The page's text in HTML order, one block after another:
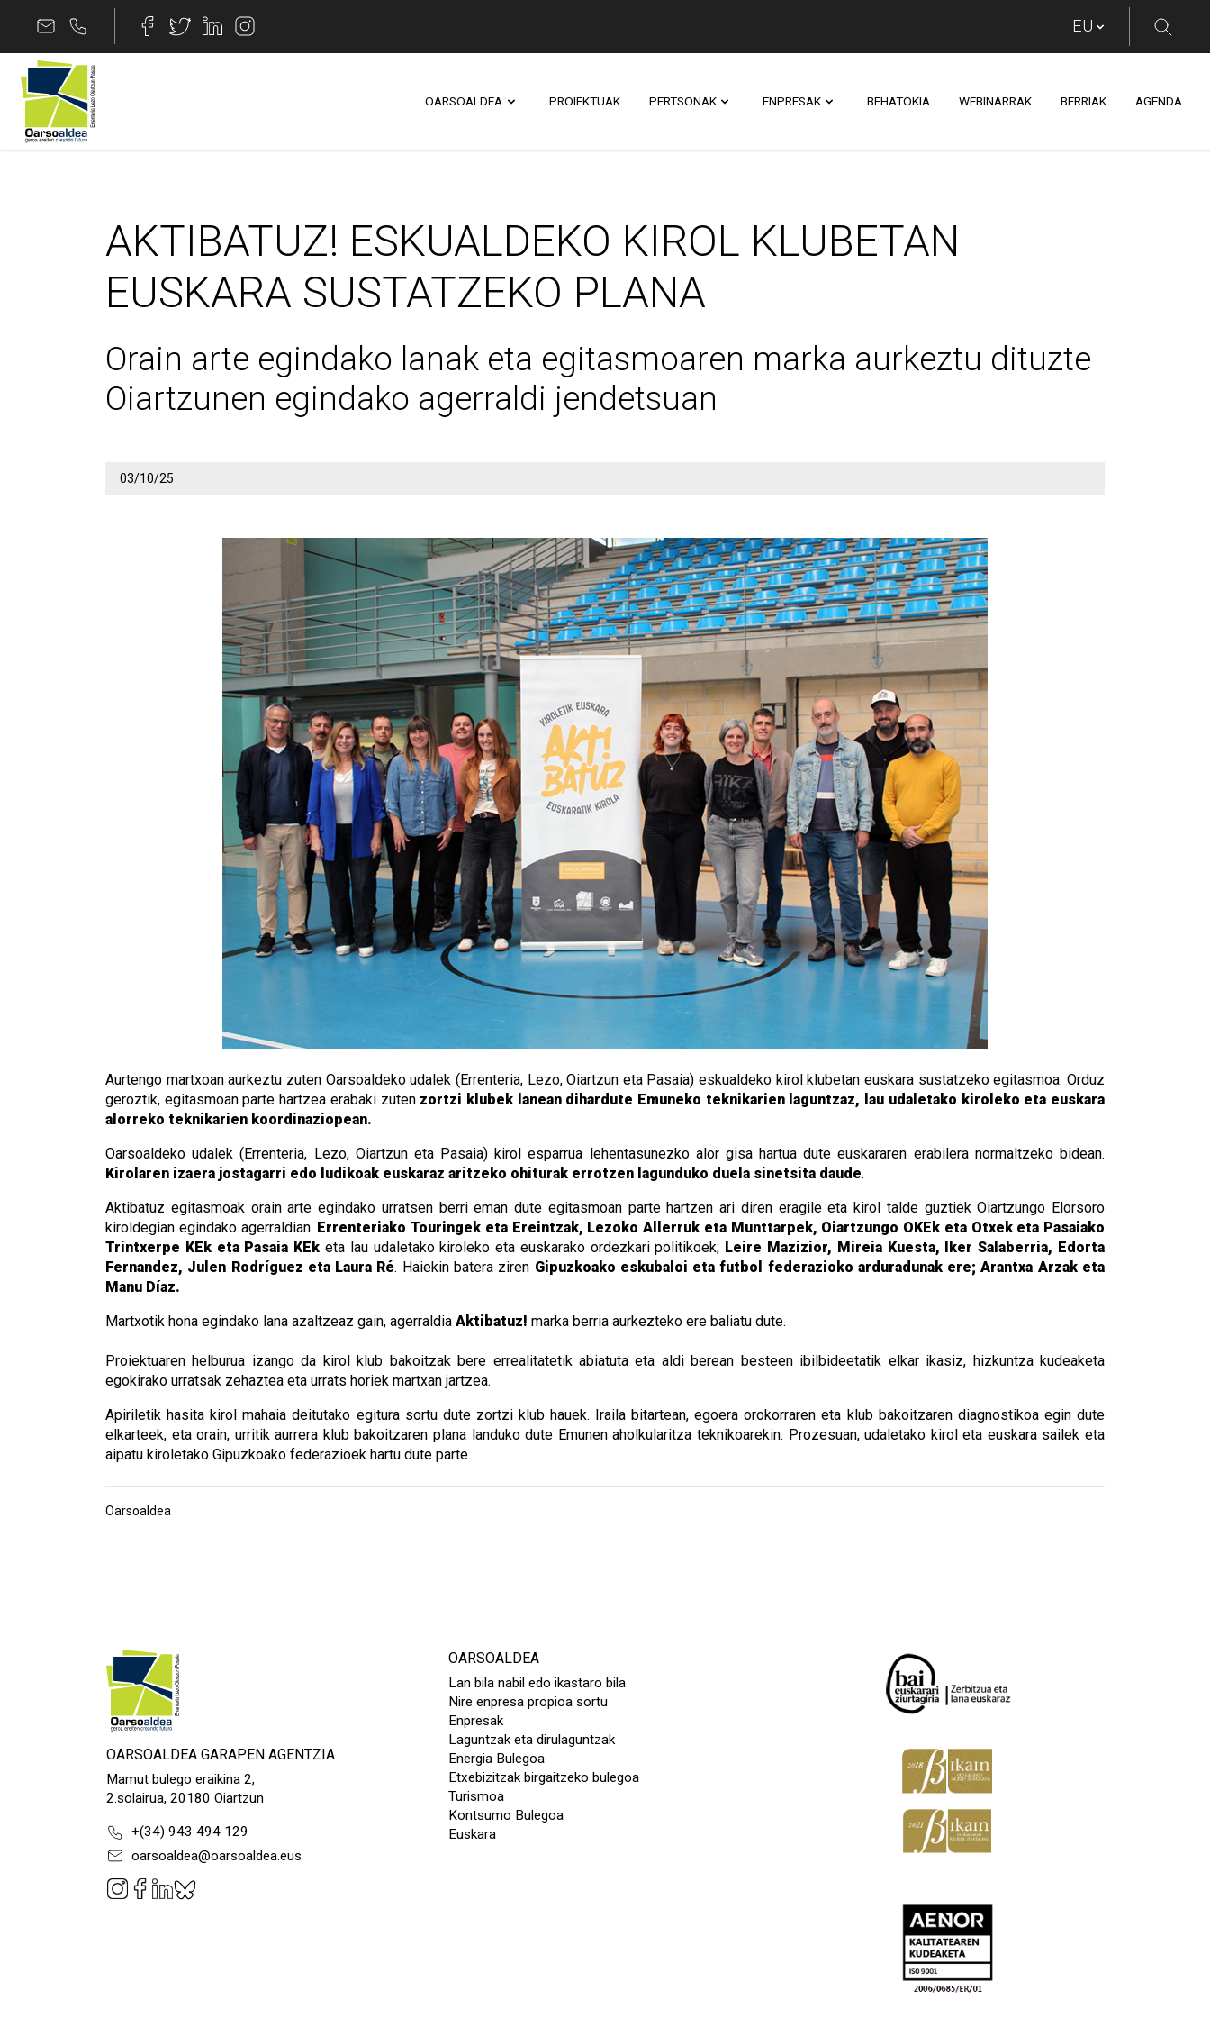
Edukira joan
OARSOALDEA PROIEKTUAK PERTSONAK ENPRESAK BEHATOKIA WEBINARRAK BERRIAK AGENDA
AKTIBATUZ! ESKUALDEKO KIROL KLUBETAN
EUSKARA SUSTATZEKO PLANA
Orain arte egindako lanak eta egitasmoaren marka aurkeztu dituzte
Oiartzunen egindako agerraldi jendetsuan
03/10/25
Aurtengo martxoan aurkeztu zuten Oarsoaldeko udalek (Errenteria, Lezo, Oiartzun eta Pasaia) eskualdeko kirol klubetan euskara sustatzeko egitasmoa. Orduz
geroztik, egitasmoan parte hartzea erabaki zuten zortzi klubek lanean dihardute Emuneko teknikarien laguntzaz, lau udaletako kiroleko eta euskara
alorreko teknikarien koordinaziopean.
Oarsoaldeko udalek (Errenteria, Lezo, Oiartzun eta Pasaia) kirol esparrua lehentasunezko alor gisa hartua dute euskararen erabilera normaltzeko bidean.
Kirolaren izaera jostagarri edo ludikoak euskaraz aritzeko ohiturak errotzen lagunduko duela sinetsita daude.
Aktibatuz egitasmoak orain arte egindako urratsen berri eman dute egitasmoan parte hartzen ari diren eragile eta kirol talde guztiek Oiartzungo Elorsoro
kiroldegian egindako agerraldian. Errenteriako Touringek eta Ereintzak, Lezoko Allerruk eta Munttarpek, Oiartzungo OKEk eta Otxek eta Pasaiako
Trintxerpe KEk eta Pasaia KEk eta lau udaletako kiroleko eta euskarako ordezkari politikoek; Leire Mazizior, Mireia Kuesta, Iker Salaberria, Edorta
Fernandez, Julen Rodríguez eta Laura Ré. Haiekin batera ziren Gipuzkoako eskubaloi eta futbol federazioko arduradunak ere; Arantxa Arzak eta
Manu Díaz.
Martxotik hona egindako lana azaltzeaz gain, agerraldia Aktibatuz! marka berria aurkezteko ere baliatu dute.
Proiektuaren helburua izango da kirol klub bakoitzak bere errealitatetik abiatuta eta aldi berean besteen ibilbideetatik elkar ikasiz, hizkuntza kudeaketa
egokirako urratsak zehaztea eta urrats horiek martxan jartzea.
Apiriletik hasita kirol mahaia deitutako egitura sortu dute zortzi klub hauek. Iraila bitartean, egoera orokorraren eta klub bakoitzaren diagnostikoa egin dute
elkarteek, eta orain, urritik aurrera klub bakoitzaren plana landuko dute Emunen aholkularitza teknikoarekin. Prozesuan, udaletako kirol eta euskara sailek eta
aipatu kiroletako Gipuzkoako federazioek hartu dute parte.
Oarsoaldea
OARSOALDEA GARAPEN AGENTZIA
Mamut bulego eraikina 2,
2.solairua, 20180 Oiartzun
+(34) 943 494 129
oarsoaldea@oarsoaldea.eus
OARSOALDEA
Lan bila nabil edo ikastaro bila
Nire enpresa propioa sortu
Enpresak
Laguntzak eta dirulaguntzak
Energia Bulegoa
Etxebizitzak birgaitzeko bulegoa
Turismoa
Kontsumo Bulegoa
Euskara